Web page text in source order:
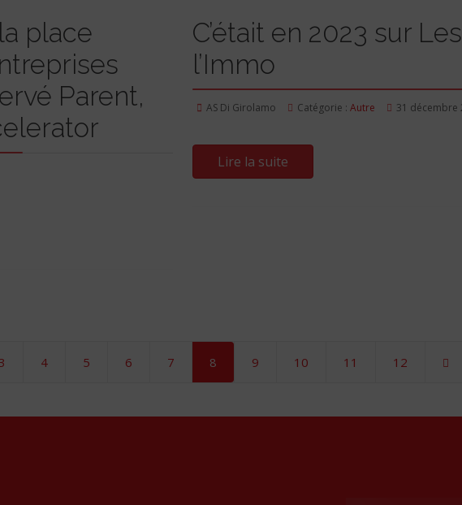
place
Parent,
C’était en 2023 sur
l’Immo
AS Di Girolamo Catégorie : Autre 31 décembre
Lire la suite
4 5 6 7 8 9 10 11 12